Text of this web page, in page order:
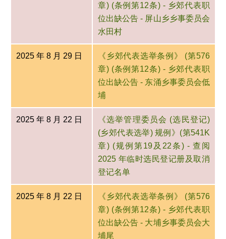
章) (条例第12条) - 乡郊代表职
位出缺公告 - 屏山乡乡事委员会
水田村
2025 年 8 月 29 日
《乡郊代表选举条例》 (第576
章) (条例第12条) - 乡郊代表职
位出缺公告 - 东涌乡事委员会低
埔
2025 年 8 月 22 日
《选举管理委员会 (选民登记)
(乡郊代表选举) 规例》(第541K
章) (规例第19及22条) - 查阅
2025 年临时选民登记册及取消
登记名单
2025 年 8 月 22 日
《乡郊代表选举条例》 (第576
章) (条例第12条) - 乡郊代表职
位出缺公告 - 大埔乡事委员会大
埔尾